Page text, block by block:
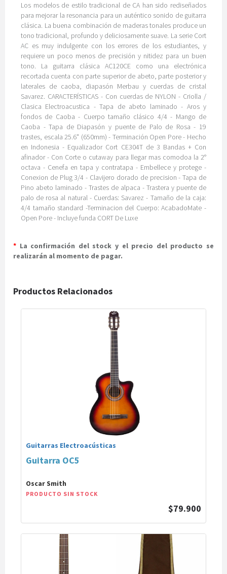
Los modelos de estilo tradicional de CA han sido rediseñados
para mejorar la resonancia para un auténtico sonido de guitarra
clásica. La buena combinación de maderas tonales produce un
tono tradicional, profundo y deliciosamente suave. La serie Cort
AC es muy indulgente con los errores de los estudiantes, y
requiere un poco menos de precisión y nitidez para un buen
tono. La guitarra clásica AC120CE como una electrónica
recortada cuenta con parte superior de abeto, parte posterior y
laterales de caoba, diapasón Merbau y cuerdas de cristal
Savarez. CARACTERÍSTICAS - Con cuerdas de NYLON - Criolla /
Clasica Electroacustica - Tapa de abeto laminado - Aros y
fondos de Caoba - Cuerpo tamaño clásico 4/4 - Mango de
Caoba - Tapa de Diapasón y puente de Palo de Rosa - 19
trastes, escala 25.6" (650mm) - Terminación Open Pore - Hecho
en Indonesia - Equalizador Cort CE304T de 3 Bandas + Con
afinador - Con Corte o cutaway para llegar mas comodoa la 2°
octava - Cenefa en tapa y contratapa - Embellece y protege -
Conexion de Plug 3/4 - Clavijero dorado de precision - Tapa de
Pino abeto laminado - Trastes de alpaca - Trastera y puente de
palo de rosa al natural - Cuerdas: Savarez - Tamaño de la caja:
4/4 tamaño standard -Terminacion del Cuerpo: AcabadoMate -
Open Pore - Incluye funda CORT De Luxe
* La confirmación del stock y el precio del producto se
realizarán al momento de pagar.
Productos Relacionados
Guitarras Electroacústicas
Guitarra OC5
Oscar Smith
PRODUCTO SIN STOCK
$79.900